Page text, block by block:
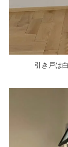
引き戸は